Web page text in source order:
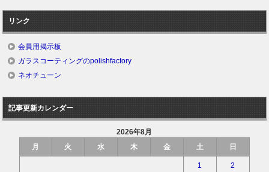
リンク
会員用掲示板
ガラスコーティングのpolishfactory
ネオチューン
記事更新カレンダー
2026年8月
月
火 水 木 金 土 日
1 2